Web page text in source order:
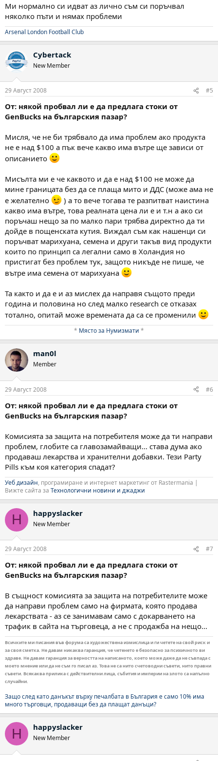
Ми нормално си идват аз лично съм си поръчвал
няколко пъти и нямах проблеми
Arsenal London Football Club
Cybertack
New Member
29 Август 2008 #5
От: някой пробвал ли е да предлага стоки от
GenBucks на българския пазар?
Мисля, че не би трябвало да има проблем ако продукта
не е над $100 а пък вече какво има вътре ще зависи от
описанието
Мисълта ми е че каквото и да е над $100 не може да
мине границата без да се плаща мито и ДДС (може ама не
е желателно
) а то вече тогава те разпитват наистина
какво има вътре, това реалната цена ли е и т.н а ако си
поръчаш нещо за по малко пари трябва директно да ти
дойде в пощенската кутия. Виждал съм как нашенци си
поръчват марихуана, семена и други такъв вид продукти
които по принцип са легални само в Холандия но
пристигат без проблем тук, защото никъде не пише, че
вътре има семена от марихуана
Та както и да е и аз мислех да направя същото преди
година и половина но след малко research се отказах
тотално, опитай може времената да са се променили
* Място за Нумизмати *​
man0l
Member
29 Август 2008 #6
От: някой пробвал ли е да предлага стоки от
GenBucks на българския пазар?
Комисията за защита на потребителя може да ти направи
проблем, глобите са главозамайващи... става дума ако
продаваш лекарства и хранителни добавки. Тези Party
Pills към коя категория спадат?
Уеб дизайн, програмиране и интернет маркетинг от Rastermania |
Вижте сайта за Технологични новини и джаджи
H happyslacker
New Member
29 Август 2008 #7
От: някой пробвал ли е да предлага стоки от
GenBucks на българския пазар?
В същност комисията за защита на потребителите може
да направи проблем само на фирмата, която продава
лекарствата - аз се занимавам само с докарването на
трафик в сайта на търговеца, а не с продажба на нещо...
Всичките ми писания във форума са художествена измислица и ги четете на свой риск и
за своя сметка. Не давам никаква гаранция, че четенето е безопасно за психичното ви
здраве. Не давам гаранция за верността на написаното, което може даже да не съвпада с
моето мнение или да не съм го писал аз. Това не са нито счетоводни съвети, нито правни
съвети. Всякаква прилика с действителни лица, събития и империи на злото са напълно
случайни.
Защо след като данъкът върху печалбата в България е само 10% има
много търговци, продаващи без да плащат данъци?
H happyslacker
New Member